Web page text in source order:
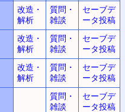
改造・
解析
質問・
雑談
セーブデ
ータ投稿
改造・
解析
質問・
雑談
セーブデ
ータ投稿
改造・
解析
質問・
雑談
セーブデ
ータ投稿
質問・
雑談
セーブデ
ータ投稿